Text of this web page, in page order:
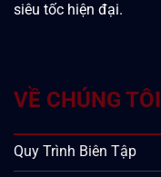
siêu tốc hiện đại.
VỀ CHÚNG TÔI
Quy Trình Biên Tập